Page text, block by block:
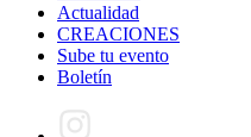
Actualidad
CREACIONES
Sube tu evento
Boletín